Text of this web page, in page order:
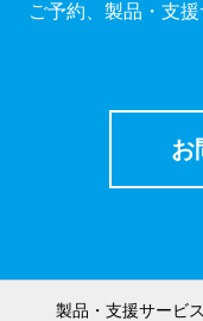
ご予約、製品・支
お
製品・支援サービス